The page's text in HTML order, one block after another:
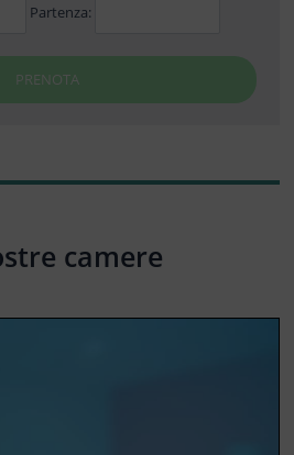
Partenza:
PRENOTA
camere